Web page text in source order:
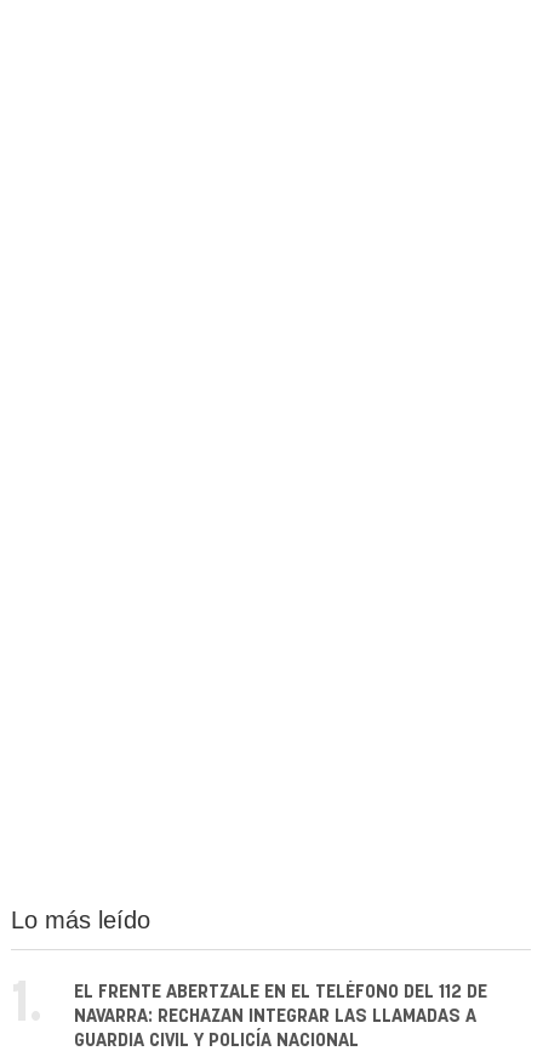
Lo más leído
1.
EL FRENTE ABERTZALE EN EL TELÉFONO DEL 112 DE
NAVARRA: RECHAZAN INTEGRAR LAS LLAMADAS A
GUARDIA CIVIL Y POLICÍA NACIONAL